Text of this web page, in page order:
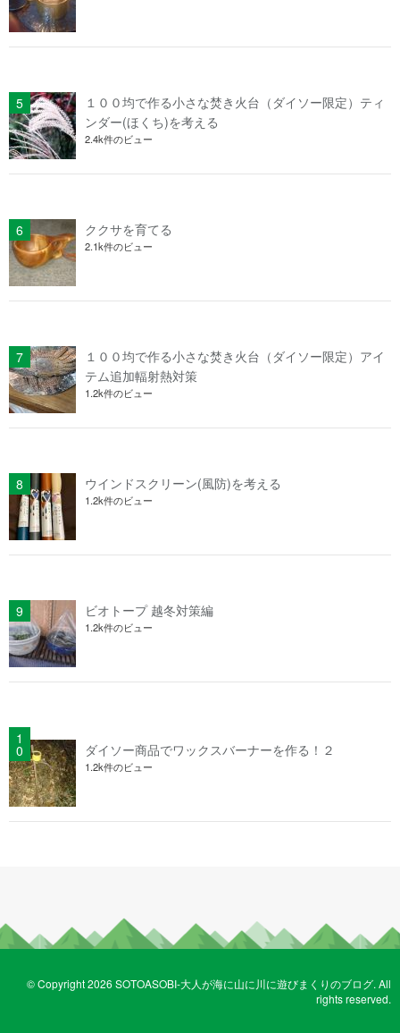
１００均で作る小さな焚き火台（ダイソー限定）ティ
ンダー(ほくち)を考える
2.4k件のビュー
ククサを育てる
2.1k件のビュー
１００均で作る小さな焚き火台（ダイソー限定）アイ
テム追加輻射熱対策
1.2k件のビュー
ウインドスクリーン(風防)を考える
1.2k件のビュー
ビオトープ 越冬対策編
1.2k件のビュー
ダイソー商品でワックスバーナーを作る！２
1.2k件のビュー
© Copyright 2026 SOTOASOBI-大人が海に山に川に遊びまくりのブログ. All
rights reserved.